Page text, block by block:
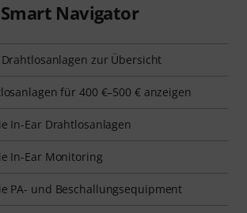
Smart Navigator
Drahtlosanlagen zur Übersicht
für 400 €–500 € anzeigen
In-Ear Drahtlosanlagen
In-Ear Monitoring
PA- und Beschallungsequipment